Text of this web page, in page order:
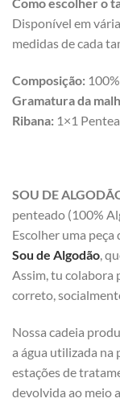
Como escolher o
Disponível em
medidas de cada
Composição:
Gramatura da
Ribana: 1×1
SOU DE
penteado (100%
Escolher uma
Sou de Algodão ,
Assim, tu colabora
correto,
Nossa cadeia
a água utilizada na
estações de
devolvida ao meio